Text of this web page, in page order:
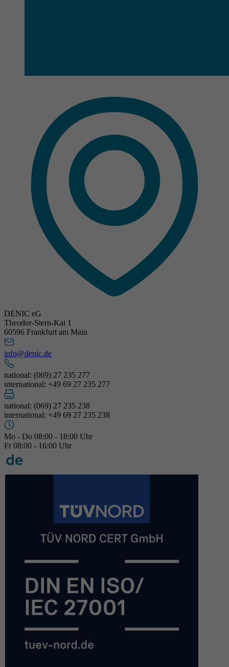
DENIC eG
Theodor-Stern-Kai 1
60596 Frankfurt am Main
info@denic.de
national: (069) 27 235 277
international: +49 69 27 235 277
national: (069) 27 235 238
international: +49 69 27 235 238
Mo - Do 08:00 - 18:00 Uhr
Fr 08:00 - 16:00 Uhr